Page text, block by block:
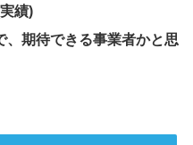
績)
、期待できる事業者かと思